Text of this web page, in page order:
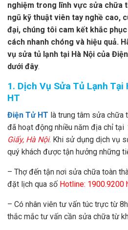
nghiệm trong lĩnh vực sửa chữa
ngũ kỹ thuật viên tay nghề cao,
đại, chúng tôi cam kết khắc
cách nhanh chóng và hiệu quả.
vụ sửa tủ lạnh tại Hà Nội của
dưới đây.
1. Dịch Vụ Sửa Tủ Lạnh
HT
Điện Tử HT là trung tâm sửa chữa
đã hoạt động nhiều năm địa chỉ tại
Giấy, Hà Nội. Khi sử dụng dịch vụ
quý khách được tận hưởng những
– Thợ đến tận nơi sửa chữa toàn
đặt lịch qua số Hotline: 1900.9200
– Có nhân viên tư vấn túc trực từ
thắc mắc tư vấn cần sửa chữa từ